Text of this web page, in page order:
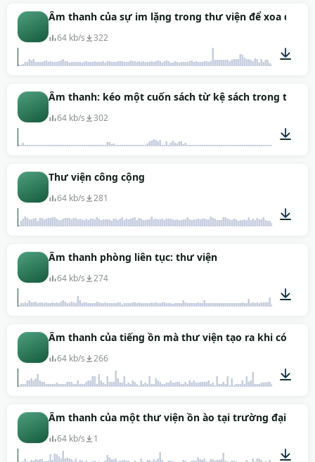
10:00
Âm thanh của sự im lặng trong thư viện để xoa dịu
64 kb/s 322
02:01
Âm thanh: kéo một cuốn sách từ kệ sách trong thư
64 kb/s 302
Thư viện công cộng
64 kb/s 281
Âm thanh phòng liên tục: thư viện
64 kb/s 274
03:00
Âm thanh của tiếng ồn mà thư viện tạo ra khi có
64 kb/s 266
00:30
Âm thanh của một thư viện ồn ào tại trường đại học
64 kb/s 1